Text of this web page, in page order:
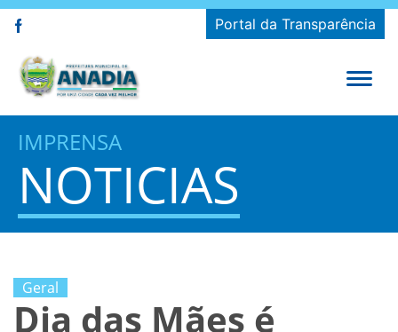
Portal da Transparência
IMPRENSA
NOTICIAS
Geral
Dia das Mães é